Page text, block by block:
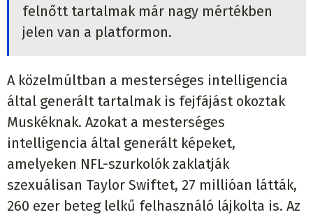
felnőtt tartalmak már nagy mértékben
jelen van a platformon.
A közelmúltban a mesterséges intelligencia
által generált tartalmak is fejfájást okoztak
Muskéknak. Azokat a mesterséges
intelligencia által generált képeket,
amelyeken NFL-szurkolók zaklatják
szexuálisan Taylor Swiftet, 27 millióan látták,
260 ezer beteg lelkű felhasználó lájkolta is. Az